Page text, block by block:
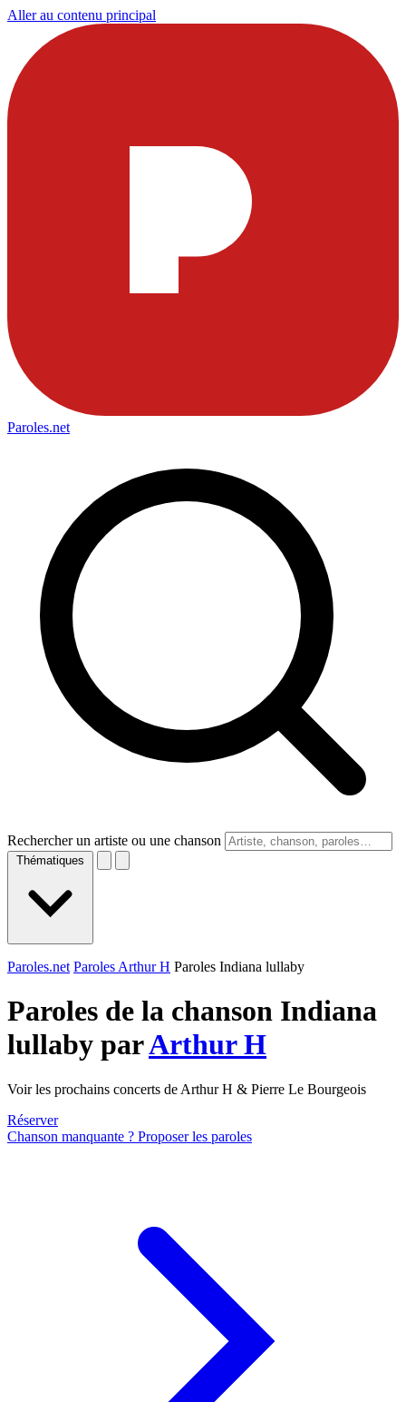
Aller au contenu principal
Paroles.net
Rechercher un artiste ou une chanson
Thématiques
Paroles.net Paroles Arthur H Paroles Indiana lullaby
Paroles de la chanson Indiana
lullaby parArthur H
Voir les prochains concerts de Arthur H & Pierre Le Bourgeois
Réserver
Chanson manquante ? Proposer les paroles